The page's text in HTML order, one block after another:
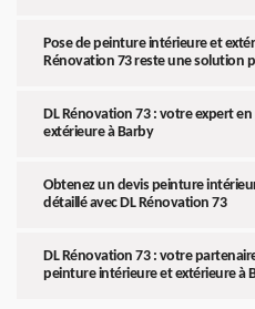
Pose de peinture intérieure et
Rénovation 73 reste une solution
DL Rénovation 73 : votre expert
extérieure à Barby
Obtenez un devis peinture
détaillé avec DL Rénovation 73
DL Rénovation 73 : votre
peinture intérieure et extérieure à